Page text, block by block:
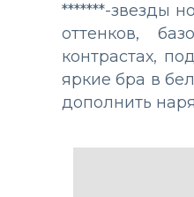
*******-звезды
оттенков,
контрастах,
яркие бра в
дополнить